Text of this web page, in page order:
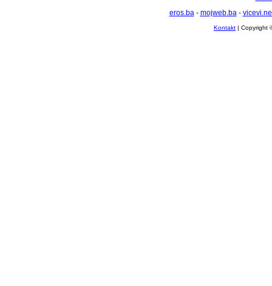
eros.ba- mojweb.ba-
Kontakt | Copyright